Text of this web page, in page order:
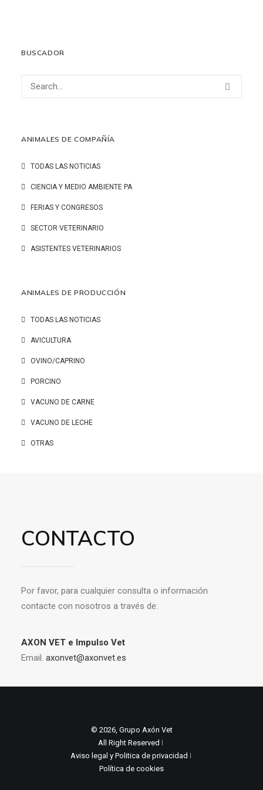
BUSCADOR
ANIMALES DE COMPAÑÍA
TODAS LAS NOTICIAS
CIENCIA Y MEDIO AMBIENTE PA
FERIAS Y CONGRESOS
SECTOR VETERINARIO
ASISTENTES VETERINARIOS
ANIMALES DE PRODUCCIÓN
TODAS LAS NOTICIAS
AVICULTURA
OVINO/CAPRINO
PORCINO
VACUNO DE CARNE
VACUNO DE LECHE
OTRAS
CONTACTO
Por favor, para cualquier consulta o información
contacte con nosotros a través de:
AXON VET e Impulso Vet
Email. axonvet@axonvet.es
© 2026, Grupo Axón Vet
All Right Reserved ǀ
Aviso legal y Politica de privacidad ǀ
Política de cookies